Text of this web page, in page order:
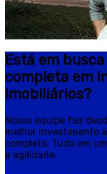
Está em
completa em
imobiliários?
Nossa equipe faz
melhor investimento
completo. Tudo em
e agilidade.